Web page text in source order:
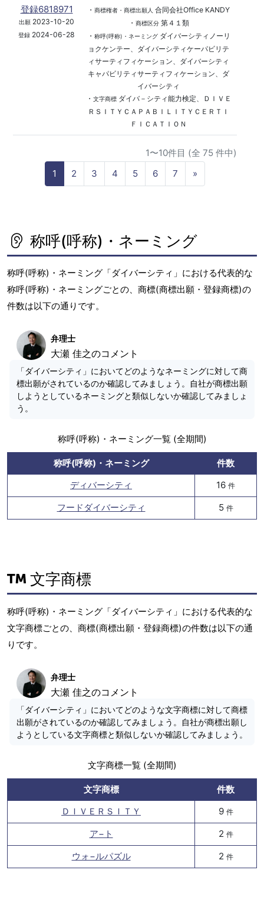
登録6818971
出願 2023-10-20
登録 2024-06-28
・ 商標権者・商標出願人 合同会社Office KANDY
・ 商標区分第４１類
・ 称呼(呼称)・ネーミングダイバーシティノーリ
ョクケンテー、ダイバーシティケーパビリテ
ィサーティフィケーション、ダイバーシティ
キャパビリティサーティフィケーション、ダ
イバーシティ
・ 文字商標ダイバ－シティ能力検定、ＤＩＶＥ
ＲＳＩＴＹＣＡＰＡＢＩＬＩＴＹＣＥＲＴＩ
ＦＩＣＡＴＩＯＮ
1〜10件目 (全 75 件中)
1
2 3 4 5 6 7 »
e
称呼(呼称)・ネーミング
称呼(呼称)・ネーミング「ダイバーシティ」における代表的な
称呼(呼称)・ネーミングごとの、商標(商標出願・登録商標)の
件数は以下の通りです。
弁理士
大瀬 佳之のコメント
「ダイバーシティ」においてどのようなネーミングに対して商
標出願がされているのか確認してみましょう。自社が商標出願
しようとしているネーミングと類似しないか確認してみましょ
う。
称呼(呼称)・ネーミング一覧 (全期間)
称呼(呼称)・ネーミング
件数
ディバーシティ
16 件
フードダイバーシティ 5 件
文字商標
称呼(呼称)・ネーミング「ダイバーシティ」における代表的な
文字商標ごとの、商標(商標出願・登録商標)の件数は以下の通
りです。
弁理士
大瀬 佳之のコメント
「ダイバーシティ」においてどのような文字商標に対して商標
出願がされているのか確認してみましょう。自社が商標出願し
ようとしている文字商標と類似しないか確認してみましょう。
文字商標一覧 (全期間)
文字商標
件数
ＤＩＶＥＲＳＩＴＹ
9 件
ア−ト 2 件
ウォ−ルパズル 2 件